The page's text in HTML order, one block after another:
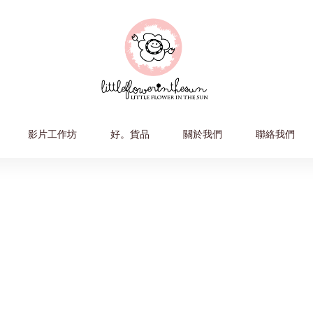
影片工作坊 好。貨品 關於我們 聯絡我們